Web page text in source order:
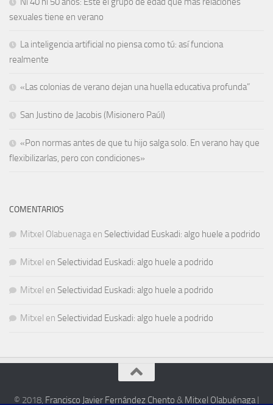
sexuales tiene en verano
La inteligencia artificial no piensa como tú: así funciona
realmente
«Las colonias de verano dejan una huella educativa profunda”
San Justino de Jacobis (Misionero Paúl)
«Pon normas antes de que tu hijo salga solo. En verano hay que
flexibilizarlas, pero con condiciones»
COMENTARIOS
Mitxel Olabuenaga en Selectividad Euskadi: algo huele a podrido
Mitxel en Selectividad Euskadi: algo huele a podrido
Mitxel en Selectividad Euskadi: algo huele a podrido
Mitxel en Selectividad Euskadi: algo huele a podrido
© 2018, Francisco Javier Fernández Chento & Mitxel Olabuénaga|